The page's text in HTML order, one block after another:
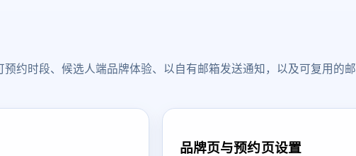
约时段、候选人端品牌体验、以自有邮箱发送通知，以及可复用的邮
品牌页与预约页设置